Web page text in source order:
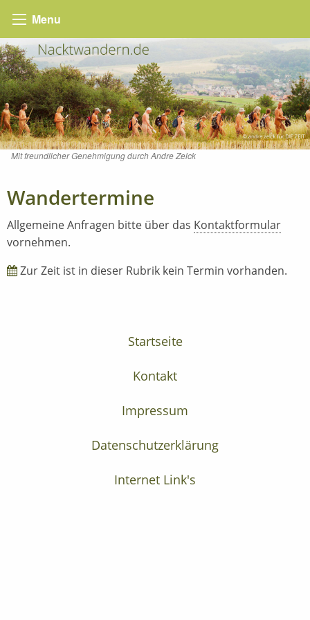
Menu
Mit freundlicher Genehmigung durch Andre Zelck
Wandertermine
Allgemeine Anfragen bitte über das Kontaktformular
vornehmen.
Zur Zeit ist in dieser Rubrik kein Termin vorhanden.
Startseite
Kontakt
Impressum
Datenschutzerklärung
Internet Link's